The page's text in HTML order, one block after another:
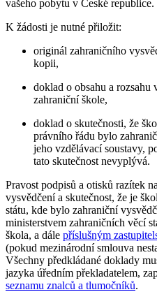
vašeho pobytu v České republice.
K žádosti je nutné přiložit:
originál zahraničního
kopii,
doklad o obsahu a rozsahu
zahraniční škole,
doklad o skutečnosti, že
právního řádu bylo
jeho vzdělávací soustavy,
tato skutečnost nevyplývá.
Pravost podpisů a otisků razítek
vysvědčení a skutečnost, že je
státu, kde bylo zahraniční
ministerstvem zahraničních věcí
škola, a dále příslušným
(pokud mezinárodní smlouva
Všechny předkládané doklady
jazyka úředním překladatelem,
seznamu znalců a tlumočníků.